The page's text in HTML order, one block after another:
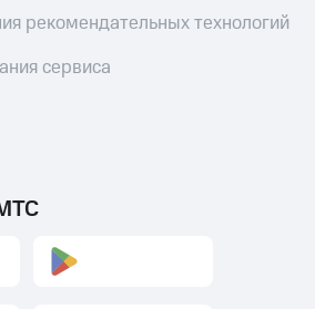
рекомендательных технологий
сервиса